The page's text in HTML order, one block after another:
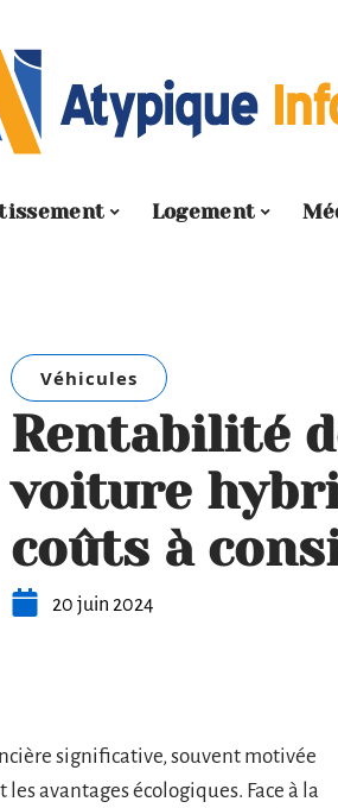
Logement
Véhicules
Rentabilité
voiture
coûts à
20 juin 2024
significative, souvent motivée
avantages écologiques. Face à la